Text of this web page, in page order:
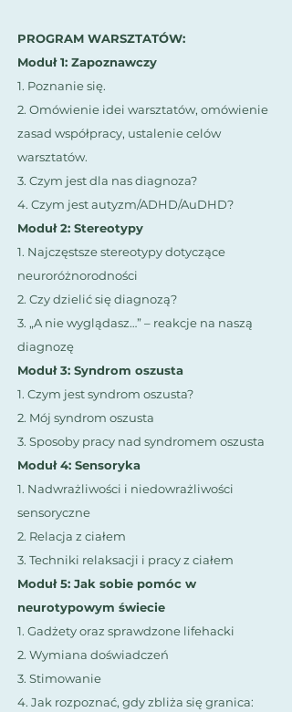
PROGRAM WARSZTATÓW: ​
Moduł 1: Zapoznawczy
1. Poznanie się.
2. Omówienie idei warsztatów, omówienie
zasad współpracy, ustalenie celów
warsztatów.
3. Czym jest dla nas diagnoza?
4. Czym jest autyzm/ADHD/AuDHD?
Moduł 2: Stereotypy
1. Najczęstsze stereotypy dotyczące
neuroróżnorodności
2. Czy dzielić się diagnozą?
3. „A nie wyglądasz…” – reakcje na naszą
diagnozę
Moduł 3: Syndrom oszusta
1. Czym jest syndrom oszusta?
2. Mój syndrom oszusta
3. Sposoby pracy nad syndromem oszusta
Moduł 4: Sensoryka
1. Nadwrażliwości i niedowrażliwości
sensoryczne
2. Relacja z ciałem
3. Techniki relaksacji i pracy z ciałem
Moduł 5: Jak sobie pomóc w
neurotypowym świecie
1. Gadżety oraz sprawdzone lifehacki
2. Wymiana doświadczeń
3. Stimowanie
4. Jak rozpoznać, gdy zbliża się granica: